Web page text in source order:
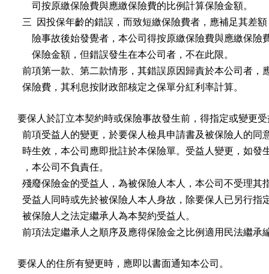
      司按原繳保險費與應繳保險費的比例計算保險金額。
三  因投保年齡的錯誤，而致短繳保險費者，應補足其差
險事故後始發覺者，本公司得按原繳保險費與應繳保險
      保險金額，但錯誤發生在本公司者，不在此限。
前項第一款、第二款情形，其錯誤原因歸責於本公司者，
  保險費，其利息按財政部核定之保單分紅利率計算。
要保人於訂立本契約時或保險事故發生前，得指定或變更
前項受益人的變更，於要保人檢具申請書及被保險人的同
時生效，本公司應即批註於本保險單。受益人變更，如發
  ，本公司不負責任。
殘廢保險金的受益人，為被保險人本人，本公司不受理其
受益人同時或先於被保險人本人身故，除要保人已另行指
  被保險人之法定繼承人為本契約受益人。
前項法定繼承人之順序及應得保險金之比例適用民法繼承
要保人的住所有變更時，應即以書面通知本公司。